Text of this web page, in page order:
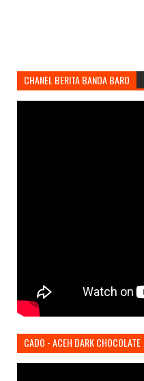
CHANEL BERITA BANDA BARO
CADO - ACEH DARK CHOCOLATE